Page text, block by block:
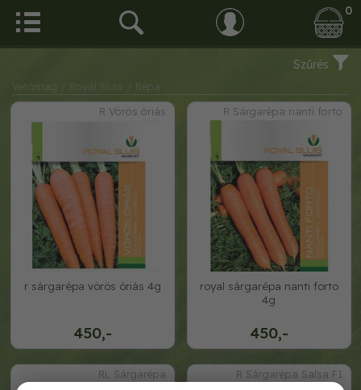
0
Szűrés
Vetőmag / Royal Sluis
/ Répa
R Vörös óriás
450,-
r sárgarépa vörös óriás 4g
R Sárgarépa nanti forto
450,-
royal sárgarépa nanti forto
4g
RL Sárgarépa R Sárgarépa Salsa F1